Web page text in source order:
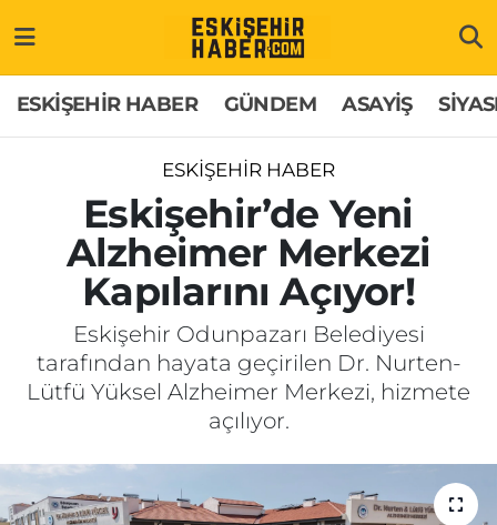
ESKİŞEHİR HABER GÜNDEM ASAYİŞ
ESKİŞEHİR HABER
Eskişehir’de Yeni
Alzheimer Merkezi
Kapılarını Açıyor!
Eskişehir Odunpazarı Belediyesi
tarafından hayata geçirilen Dr. Nurten-
Lütfü Yüksel Alzheimer Merkezi, hizmete
açılıyor.
GÜNDEM
ASAYİŞ
SİYASET
EKONOMİ
SAĞLIK
Hakkımızda
İletişim
Künye
Odunpazarı Trafik Yoğunluk Haritası
Süper Lig Puan Durumu ve Fikstür
Tüm Manşetler
Son Dakika Haberleri
Haber Arşivi